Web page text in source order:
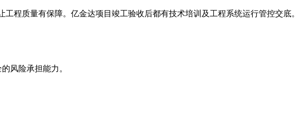
程质量有保障。亿金达项目竣工验收后都有技术培训及工程系统运行管控交底。
风险承担能力。